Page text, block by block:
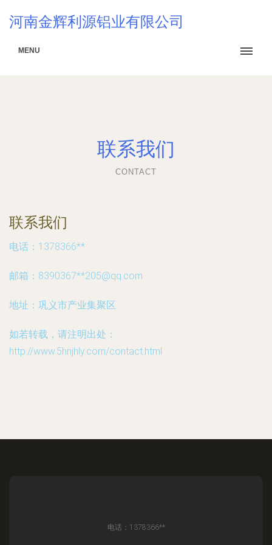
河南金辉利源铝业有限公司
MENU
联系我们
CONTACT
联系我们
电话：1378366**
邮箱：8390367**205@qq.com
地址：巩义市产业集聚区
如若转载，请注明出处：
http://www.5hnjhly.com/contact.html
电话：1378366**